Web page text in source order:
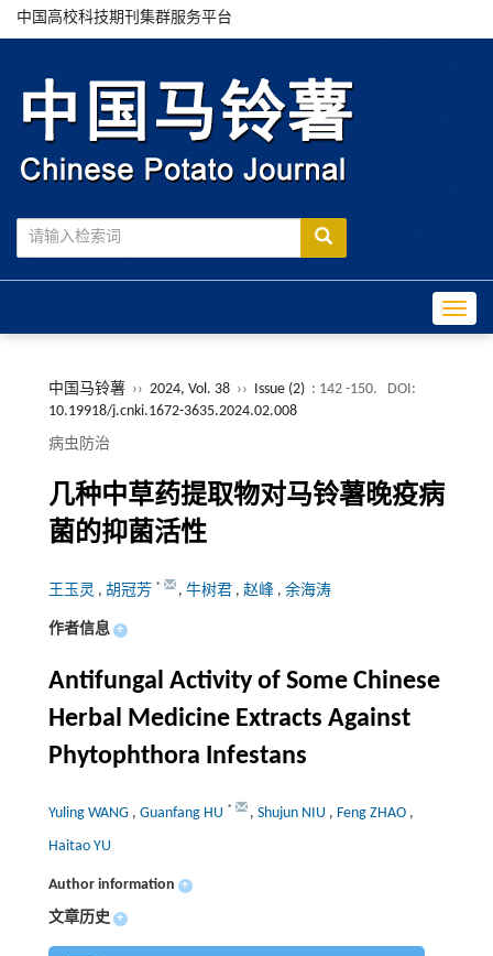
中国高校科技期刊集群服务平台
中国马铃薯 ›› 2024, Vol. 38 ›› Issue (2) : 142 -150.
DOI:
10.19918/j.cnki.1672-3635.2024.02.008
病虫防治
几种中草药提取物对马铃薯晚疫病
菌的抑菌活性
王玉灵 , 胡冠芳 * , 牛树君 , 赵峰 , 余海涛
作者信息 +
Antifungal Activity of Some Chinese
Herbal Medicine Extracts Against
Phytophthora Infestans
Yuling WANG , Guanfang HU * , Shujun NIU , Feng ZHAO ,
Haitao YU
Author information +
文章历史 +